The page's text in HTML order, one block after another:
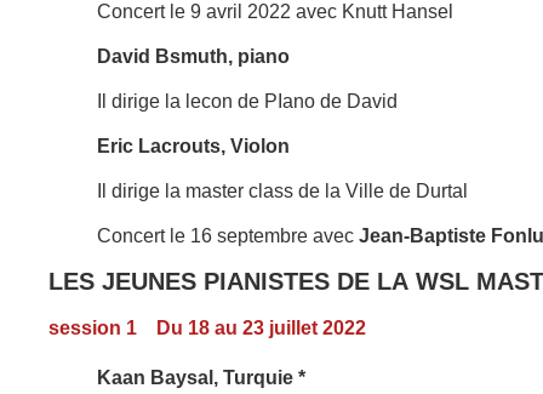
Concert le 9 avril 2022 avec Knutt Hansel
David Bsmuth, piano
Il dirige la lecon de PIano de David
Eric Lacrouts, Violon
Il dirige la master class de la Ville de Durtal
Concert le 16 septembre avec Jean-Baptiste
LES JEUNES PIANISTES DE LA WSL
session 1 Du 18 au 23 juillet 2022
Kaan Baysal, Turquie *